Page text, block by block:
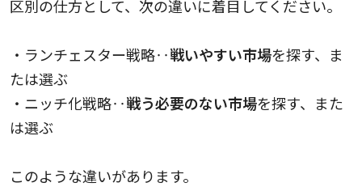
区別の仕方として、次の違いに着目してください。
・ランチェスター戦略‥戦いやすい市場を探す、ま
たは選ぶ
・ニッチ化戦略‥戦う必要のない市場を探す、また
は選ぶ
このような違いがあります。